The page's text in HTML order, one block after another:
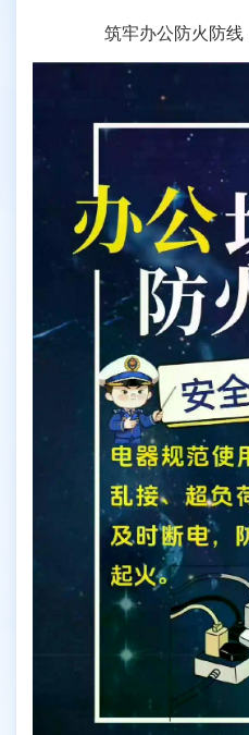
筑牢办公防火防